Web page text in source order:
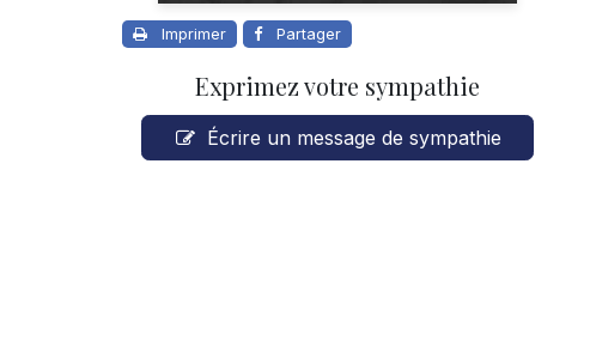
Imprimer Partager
Exprimez votre sympathie
Écrire un message de sympathie